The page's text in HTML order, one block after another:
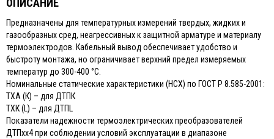
ОПИСАНИЕ
Предназначены для температурных измерений твердых, жидких и
газообразных сред, неагрессивных к защитной арматуре и материалу
термоэлектродов. Кабельный вывод обеспечивает удобство и
быстроту монтажа, но ограничивает верхний предел измеряемых
температур до 300-400 °С.
Номинальные статические характеристики (НСХ) по ГОСТ Р 8.585-2001:
ТХА (К) – для ДТПК
ТХК (L) – для ДТПL
Показатели надежности термоэлектрических преобразователей
ДТПхх4 при соблюдении условий эксплуатации в диапазоне